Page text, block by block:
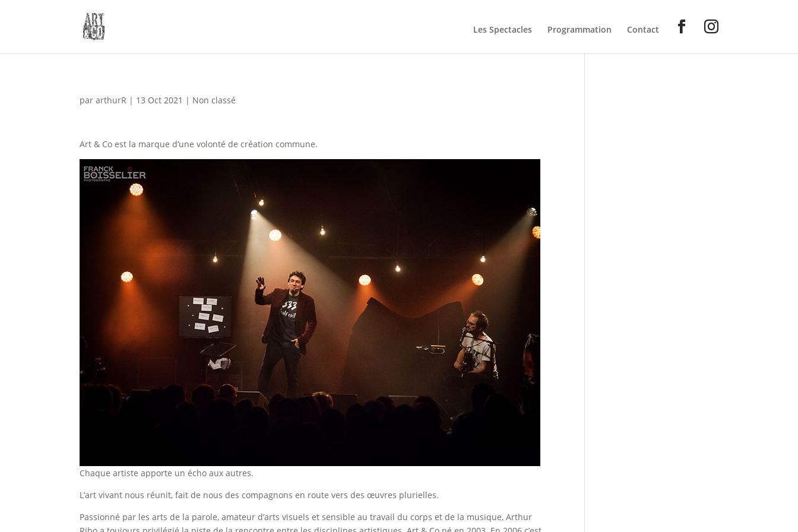
Les Spectacles Programmation Contact
pararthurR | 13 Oct 2021 | Non classé
Art & Co est la marque d’une volonté de création commune.
Chaque artiste apporte un écho aux autres.
L’art vivant nous réunit, fait de nous des compagnons en route vers des œuvres plurielles.
Passionné par les arts de la parole, amateur d’arts visuels et sensible au travail du corps et de la musique, Arthur